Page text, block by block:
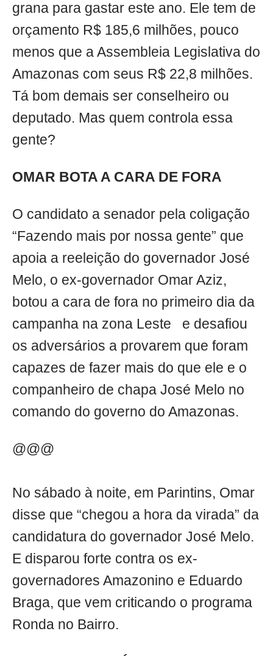
grana para gastar este ano. Ele tem de
orçamento R$ 185,6 milhões, pouco
menos que a Assembleia Legislativa do
Amazonas com seus R$ 22,8 milhões.
Tá bom demais ser conselheiro ou
deputado. Mas quem controla essa
gente?
OMAR BOTA A CARA DE FORA
O candidato a senador pela coligação
“Fazendo mais por nossa gente” que
apoia a reeleição do governador José
Melo, o ex-governador Omar Aziz,
botou a cara de fora no primeiro dia da
campanha na zona Leste e desafiou
os adversários a provarem que foram
capazes de fazer mais do que ele e o
companheiro de chapa José Melo no
comando do governo do Amazonas.
@@@
No sábado à noite, em Parintins, Omar
disse que “chegou a hora da virada” da
candidatura do governador José Melo.
E disparou forte contra os ex-
governadores Amazonino e Eduardo
Braga, que vem criticando o programa
Ronda no Bairro.